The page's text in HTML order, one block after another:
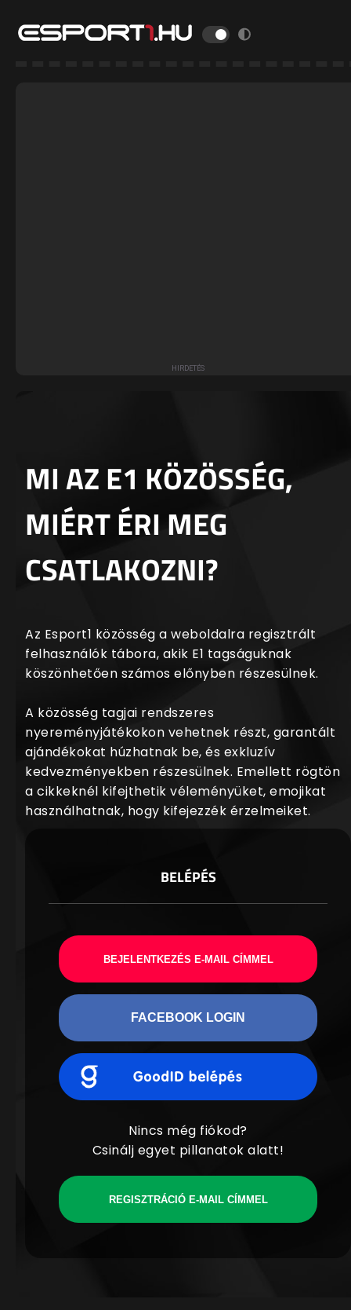
MI AZ E1 KÖZÖSSÉG,
MIÉRT ÉRI MEG
CSATLAKOZNI?
Az Esport1 közösség a weboldalra regisztrált
felhasználók tábora, akik E1 tagságuknak
köszönhetően számos előnyben részesülnek.
A közösség tagjai rendszeres
nyereményjátékokon vehetnek részt, garantált
ajándékokat húzhatnak be, és exkluzív
kedvezményekben részesülnek. Emellett rögtön
a cikkeknél kifejthetik véleményüket, emojikat
használhatnak, hogy kifejezzék érzelmeiket.
BELÉPÉS
BEJELENTKEZÉS E-MAIL CÍMMEL
FACEBOOK LOGIN
Nincs még fiókod?
Csinálj egyet pillanatok alatt!
REGISZTRÁCIÓ E-MAIL CÍMMEL